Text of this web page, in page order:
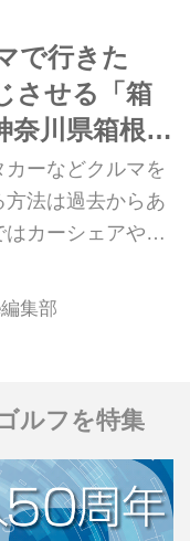
KANAYA
谷リゾート箱
Motor Magazine
で行きた
させる「箱
奈川県箱根
ーなどクルマを
法は過去からあ
カーシェアやサ
んな、運転免許
もドライブに行
松園」に行って
年11月
集部
ルフを特集